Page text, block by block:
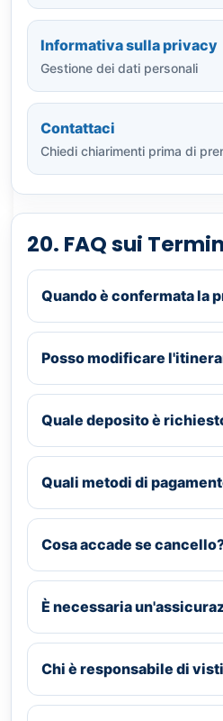
Informativa sulla privacy
Gestione dei dati personali
Contattaci
Chiedi chiarimenti prima di
20. FAQ sui
Quando è confermata la
Posso modificare
Quale deposito è
Quali metodi di
Cosa accade se
È necessaria
Chi è responsabile di